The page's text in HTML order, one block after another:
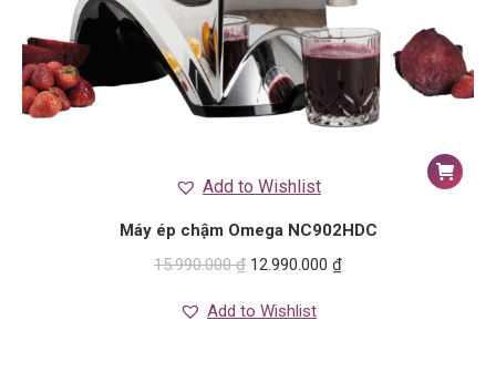
Add to Wishlist
Máy ép chậm Omega NC902HDC
15.990.000₫ 12.990.000 ₫
Add to Wishlist